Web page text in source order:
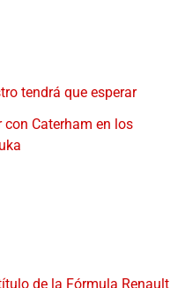
tendrá que esperar
con Caterham en los
de la Fórmula Renault